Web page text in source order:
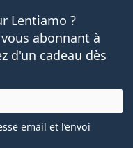
Lentiamo ?
abonnant à
d'un cadeau dès
email et l’envoi